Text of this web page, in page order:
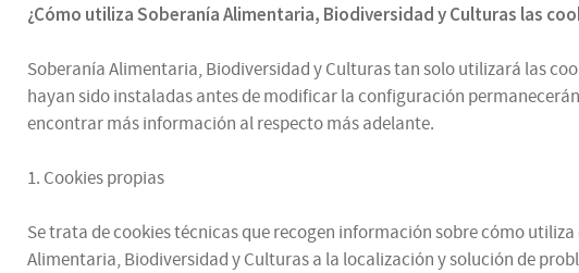
¿Cómo utilizaSoberanía Alimentaria, Biodiversidad y Culturas las
Soberanía Alimentaria, Biodiversidad y Culturas tan solo utilizará las
hayan sido instaladas antes de modificar la configuración
encontrar más información al respecto más adelante.
1. Cookies propias
Se trata de cookies técnicas que recogen información sobre cómo
Alimentaria, Biodiversidad y Culturas a la localización y solución de